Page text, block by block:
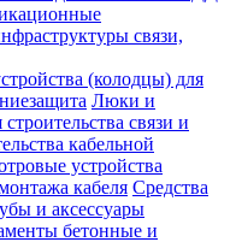
связи,
(колодцы) для
Люки и
связи и
кабельной
устройства
кабеля Средства
и аксессуары
бетонные и